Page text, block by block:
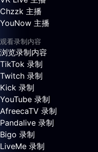
Chzzk 主播
YouNow 主播
观看录制内容
浏览录制内容
TikTok 录制
Twitch 录制
Kick 录制
YouTube 录制
AfreecaTV 录制
Pandalive 录制
Bigo 录制
LiveMe 录制